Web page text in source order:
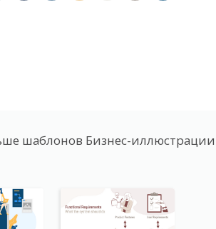
шаблонов Бизнес-иллюстрации